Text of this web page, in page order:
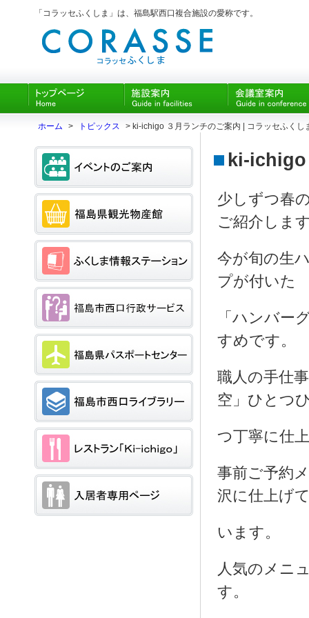
「コラッセふくしま」は、福島駅西口複合施設の愛称です。
ホーム > トピックス > ki-ichigo ３月ランチのご案内 | コラッセふくし
ki-ichigo
少しずつ春
ご紹介しま
今が旬の生
プが付いた
「ハンバー
すめです。
職人の手仕
空」ひとつ
つ丁寧に仕
事前ご予約
沢に仕上げ
います。
人気のメニ
す。